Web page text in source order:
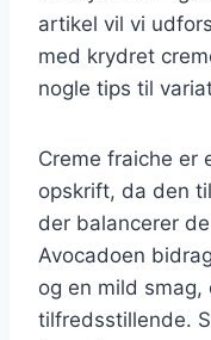
artikel vil vi
med krydret
nogle tips til
Creme fraiche er
opskrift, da den
der balancerer
Avocadoen
og en mild
tilfredsstillende.